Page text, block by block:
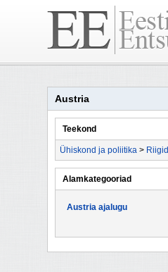
Austria
Teekond
Ühiskond ja poliitika > Riigid
Alamkategooriad
Austria ajalugu